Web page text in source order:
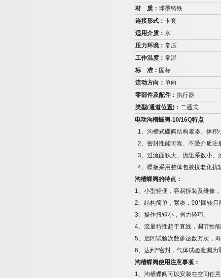
材
质： 球墨铸铁
连接形式： 卡套
适用介质： 水
压力环境： 常压
工作温度： 常温
标
准： 国标
流动方向： 单向
零部件及配件： 执行器
类型(通道位置) ： 二通式
电动沟槽蝶阀-10/16Q特点
1、沟槽式碟阀结构紧凑、体
2、密封性能可靠、不受介质注
3、过流面积大、流阻系数小、
4、碟板采用整体包胶抗老化抗
沟槽蝶阀的特点：
1、小型轻便，容易拆装及维修
2、结构简单，紧凑， 90° 回转启
3、操作扭矩小，省力轻巧。
4、流量特性趋于直线，调节性
5、启闭试验次数多达数万次，
6、达到*密封，气体试验泄漏为
沟槽蝶阀使用注意事项：
1、沟槽蝶阀可以安装在空间任